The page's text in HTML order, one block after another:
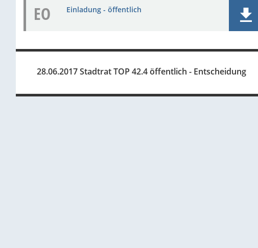
EO Einladung - öffentlich
28.06.2017 Stadtrat TOP 42.4 öffentlich - Entscheidung